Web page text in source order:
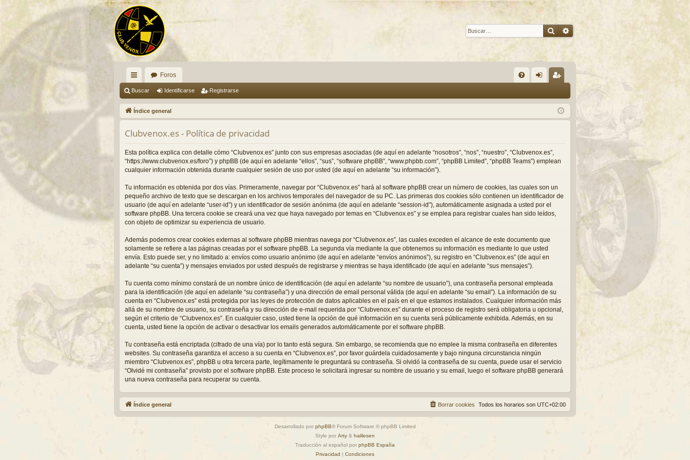
BuscarBúsqueda avanzada
nl
ac
es
rá
pi
do
Foros
Q nti
fic
se
ist
ra
Buscar Identificarse Registrarse
Índice general
Clubvenox.es - Política de privacidad
Esta política explica con detalle cómo “Clubvenox.es” junto con sus empresas asociadas (de aquí en adelante “nosotros”, “nos”, “nuestro”, “Clubvenox.es”,
“https://www.clubvenox.es/foro”) y phpBB (de aquí en adelante “ellos”, “sus”, “software phpBB”, “www.phpbb.com”, “phpBB Limited”, “phpBB Teams”) emplean
cualquier información obtenida durante cualquier sesión de uso por usted (de aquí en adelante “su información”).
Tu información es obtenida por dos vías. Primeramente, navegar por “Clubvenox.es” hará al software phpBB crear un número de cookies, las cuales son un
pequeño archivo de texto que se descargan en los archivos temporales del navegador de su PC. Las primeras dos cookies sólo contienen un identificador de
usuario (de aquí en adelante “user-id”) y un identificador de sesión anónima (de aquí en adelante “session-id”), automáticamente asignada a usted por el
software phpBB. Una tercera cookie se creará una vez que haya navegado por temas en “Clubvenox.es” y se emplea para registrar cuales han sido leídos,
con objeto de optimizar su experiencia de usuario.
Además podemos crear cookies externas al software phpBB mientras navega por “Clubvenox.es”, las cuales exceden el alcance de este documento que
solamente se refiere a las páginas creadas por el software phpBB. La segunda vía mediante la que obtenemos su información es mediante lo que usted
envía. Esto puede ser, y no limitado a: envíos como usuario anónimo (de aquí en adelante “envíos anónimos”), su registro en “Clubvenox.es” (de aquí en
adelante “su cuenta”) y mensajes enviados por usted después de registrarse y mientras se haya identificado (de aquí en adelante “sus mensajes”).
Tu cuenta como mínimo constará de un nombre único de identificación (de aquí en adelante “su nombre de usuario”), una contraseña personal empleada
para la identificación (de aquí en adelante “su contraseña”) y una dirección de email personal válida (de aquí en adelante “su email”). La información de su
cuenta en “Clubvenox.es” está protegida por las leyes de protección de datos aplicables en el país en el que estamos instalados. Cualquier información más
allá de su nombre de usuario, su contraseña y su dirección de e-mail requerida por “Clubvenox.es” durante el proceso de registro será obligatoria u opcional,
según el criterio de “Clubvenox.es”. En cualquier caso, usted tiene la opción de qué información en su cuenta será públicamente exhibida. Además, en su
cuenta, usted tiene la opción de activar o desactivar los emails generados automáticamente por el software phpBB.
Tu contraseña está encriptada (cifrado de una vía) por lo tanto está segura. Sin embargo, se recomienda que no emplee la misma contraseña en diferentes
websites. Su contraseña garantiza el acceso a su cuenta en “Clubvenox.es”, por favor guárdela cuidadosamente y bajo ninguna circunstancia ningún
miembro “Clubvenox.es”, phpBB u otra tercera parte, legítimamente le preguntará su contraseña. Si olvidó la contraseña de su cuenta, puede usar el servicio
“Olvidé mi contraseña” provisto por el software phpBB. Este proceso le solicitará ingresar su nombre de usuario y su email, luego el software phpBB generará
una nueva contraseña para recuperar su cuenta.
Índice general Todos los horarios son UTC+02:00
Borrar cookies
Desarrollado por phpBB® Forum Software © phpBB Limited
Style por Arty & halilesen
Traducción al español por phpBB España
Privacidad | Condiciones